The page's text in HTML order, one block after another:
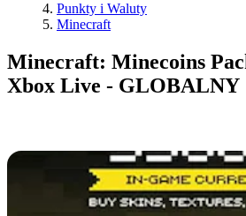
Punkty i Waluty
Minecraft
Minecraft: Minecoins
Xbox Live - GLOBALNY